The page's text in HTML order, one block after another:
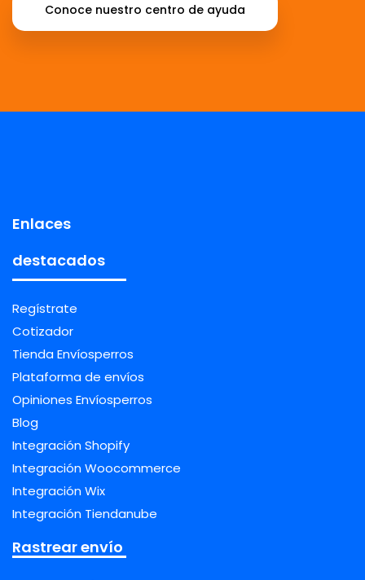
Conoce nuestro centro de ayuda
Enlaces
destacados
Regístrate
Cotizador
Tienda Envíosperros
Plataforma de envíos
Opiniones Envíosperros
Blog
Integración Shopify
Integración Woocommerce
Integración Wix
Integración Tiendanube
Rastrear envío